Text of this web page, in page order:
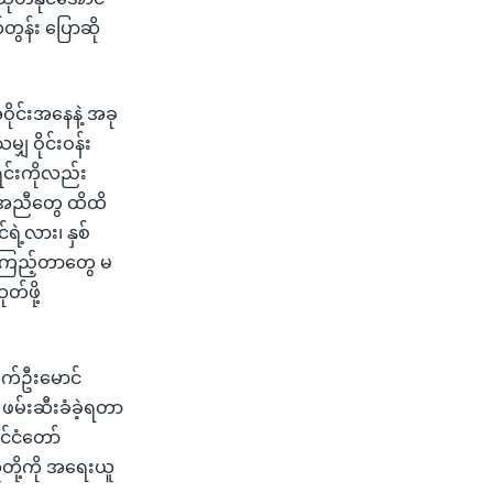
န်း ပြောဆို
င်းအနေနဲ့ အခု
ဝိုင်းဝန်း
င်းကိုလည်း
အညီတွေ ထိထိ
လား၊ နှစ်
ကြည့်တာတွေ မ
တ်ဖို့
းမောင်
ဖမ်းဆီးခံခဲ့ရတာ
ငံတော်
တို့ကို အရေးယူ